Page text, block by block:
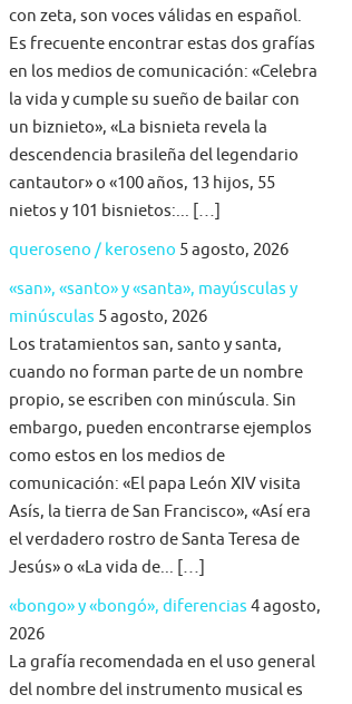
con zeta, son voces válidas en español.
Es frecuente encontrar estas dos grafías
en los medios de comunicación: «Celebra
la vida y cumple su sueño de bailar con
un biznieto», «La bisnieta revela la
descendencia brasileña del legendario
cantautor» o «100 años, 13 hijos, 55
nietos y 101 bisnietos:... […]
queroseno / keroseno 5 agosto, 2026
«san», «santo» y «santa», mayúsculas y
minúsculas 5 agosto, 2026
Los tratamientos san, santo y santa,
cuando no forman parte de un nombre
propio, se escriben con minúscula. Sin
embargo, pueden encontrarse ejemplos
como estos en los medios de
comunicación: «El papa León XIV visita
Asís, la tierra de San Francisco», «Así era
el verdadero rostro de Santa Teresa de
Jesús» o «La vida de... […]
«bongo» y «bongó», diferencias 4 agosto,
2026
La grafía recomendada en el uso general
del nombre del instrumento musical es